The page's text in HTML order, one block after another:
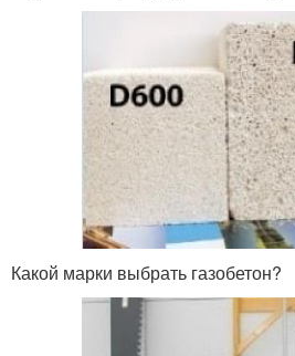
Какой марки выбрать газобетон?